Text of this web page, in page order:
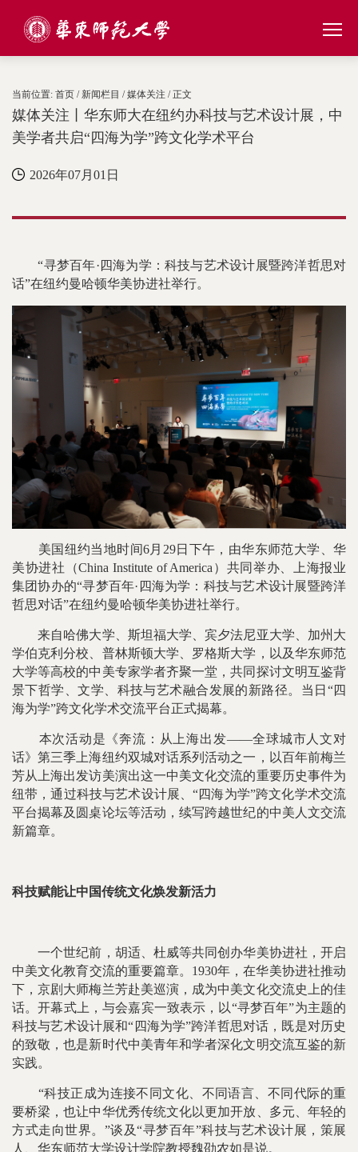
当前位置: 首页 / 新闻栏目 /媒体关注 / 正文
媒体关注丨华东师大在纽约办科技与艺术设计展，中
美学者共启“四海为学”跨文化学术平台
2026年07月01日
“寻梦百年·四海为学：科技与艺术设计展暨跨洋哲思对
话”在纽约曼哈顿华美协进社举行。
美国纽约当地时间6月29日下午，由华东师范大学、华
美协进社（China Institute of America）共同举办、上海报业
集团协办的“寻梦百年·四海为学：科技与艺术设计展暨跨洋
哲思对话”在纽约曼哈顿华美协进社举行。
来自哈佛大学、斯坦福大学、宾夕法尼亚大学、加州大
学伯克利分校、普林斯顿大学、罗格斯大学，以及华东师范
大学等高校的中美专家学者齐聚一堂，共同探讨文明互鉴背
景下哲学、文学、科技与艺术融合发展的新路径。当日“四
海为学”跨文化学术交流平台正式揭幕。
本次活动是《奔流：从上海出发——全球城市人文对
话》第三季上海纽约双城对话系列活动之一，以百年前梅兰
芳从上海出发访美演出这一中美文化交流的重要历史事件为
纽带，通过科技与艺术设计展、“四海为学”跨文化学术交流
平台揭幕及圆桌论坛等活动，续写跨越世纪的中美人文交流
新篇章。
科技赋能让中国传统文化焕发新活力
一个世纪前，胡适、杜威等共同创办华美协进社，开启
中美文化教育交流的重要篇章。1930年，在华美协进社推动
下，京剧大师梅兰芳赴美巡演，成为中美文化交流史上的佳
话。开幕式上，与会嘉宾一致表示，以“寻梦百年”为主题的
科技与艺术设计展和“四海为学”跨洋哲思对话，既是对历史
的致敬，也是新时代中美青年和学者深化文明交流互鉴的新
实践。
“科技正成为连接不同文化、不同语言、不同代际的重
要桥梁，也让中华优秀传统文化以更加开放、多元、年轻的
方式走向世界。”谈及“寻梦百年”科技与艺术设计展，策展
人、华东师范大学设计学院教授魏劭农如是说。